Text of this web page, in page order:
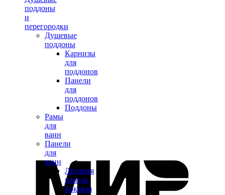
поддоны
и
перегородки
Душевые
поддоны
Карнизы
для
поддонов
Панели
для
поддонов
Поддоны
Рамы
для
ванн
Панели
для
ванн
Лицевая
панель
Боковая